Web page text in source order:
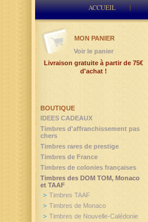
ACCUEIL
BOUTIQUE
IDEES CADEAUX
Timbres d'affranchissement pas
chers
Timbres rares de prestige
Timbres de France
Timbres de colonies françaises
Timbres des DOM TOM, Monaco
et TAAF
Timbres TAAF
Timbres de Monaco
Timbres de Nouvelle-Calédonie
MON PANIER
Voir le panier
Livraison gratuite à partir de 75€
d'achat !